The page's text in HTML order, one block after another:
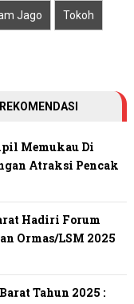
Jago Tokoh
REKOMENDASI
Memukau Di
Atraksi Pencak
Hadiri Forum
Ormas/LSM 2025
Tahun 2025 :